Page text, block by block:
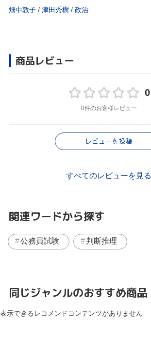
畑中敦子 / 津田秀樹 / 政治
商品レビュー
0
0件のお客様レビュー
レビューを投稿
すべてのレビューを見る
関連ワードから探す
公務員試験 判断推理
同じジャンルのおすすめ商品
表示できるレコメンドコンテンツがありません